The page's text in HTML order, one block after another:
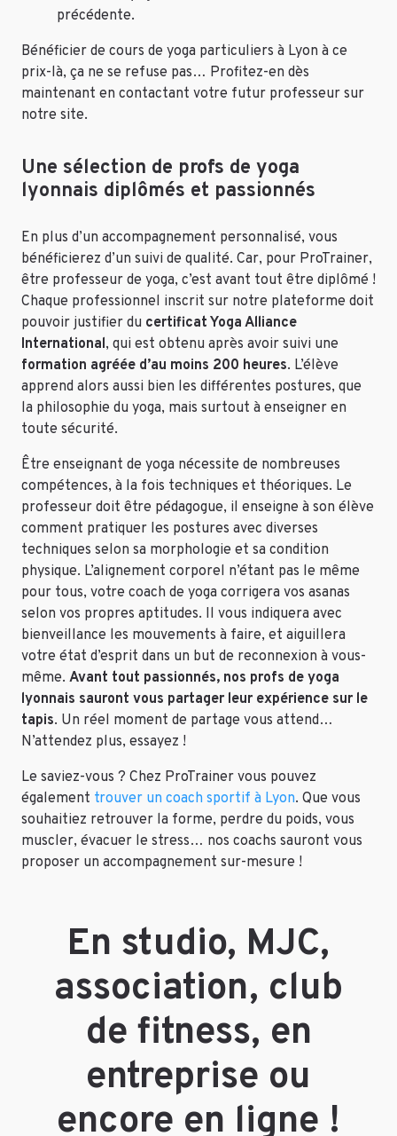
précédente.
Bénéficier de cours de yoga particuliers à Lyon à ce
prix-là, ça ne se refuse pas… Profitez-en dès
maintenant en contactant votre futur professeur sur
notre site.
Une sélection de profs de yoga
lyonnais diplômés et passionnés
En plus d’un accompagnement personnalisé, vous
bénéficierez d’un suivi de qualité. Car, pour ProTrainer,
être professeur de yoga, c’est avant tout être diplômé !
Chaque professionnel inscrit sur notre plateforme doit
pouvoir justifier du certificat Yoga Alliance
International, qui est obtenu après avoir suivi une
formation agréée d’au moins 200 heures. L’élève
apprend alors aussi bien les différentes postures, que
la philosophie du yoga, mais surtout à enseigner en
toute sécurité.
Être enseignant de yoga nécessite de nombreuses
compétences, à la fois techniques et théoriques. Le
professeur doit être pédagogue, il enseigne à son élève
comment pratiquer les postures avec diverses
techniques selon sa morphologie et sa condition
physique. L’alignement corporel n’étant pas le même
pour tous, votre coach de yoga corrigera vos asanas
selon vos propres aptitudes. Il vous indiquera avec
bienveillance les mouvements à faire, et aiguillera
votre état d’esprit dans un but de reconnexion à vous-
même. Avant tout passionnés, nos profs de yoga
lyonnais sauront vous partager leur expérience sur le
tapis. Un réel moment de partage vous attend…
N’attendez plus, essayez !
Le saviez-vous ? Chez ProTrainer vous pouvez
également trouver un coach sportif à Lyon. Que vous
souhaitiez retrouver la forme, perdre du poids, vous
muscler, évacuer le stress… nos coachs sauront vous
proposer un accompagnement sur-mesure !
En studio, MJC,
association, club
de fitness, en
entreprise ou
encore en ligne !